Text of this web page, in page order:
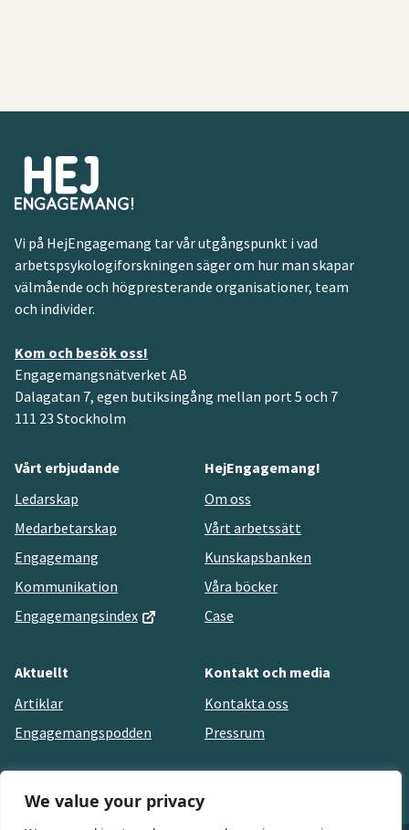
We value your privacy
Vi på HejEngagemang tar vår utgångspunkt i vad
arbetspsykologiforskningen säger om hur man skapar
välmående och högpresterande organisationer, team
och individer.
Kom och besök oss!
Engagemangsnätverket AB
Dalagatan 7, egen butiksingång mellan port 5 och 7
111 23 Stockholm
Vårt erbjudande
Ledarskap
Medarbetarskap
Engagemang
Kommunikation
Engagemangsindex
HejEngagemang!
Om oss
Vårt arbetssätt
Kunskapsbanken
Våra böcker
Case
Aktuellt
Artiklar
Engagemangspodden
Kontakt och media
Kontakta oss
Pressrum